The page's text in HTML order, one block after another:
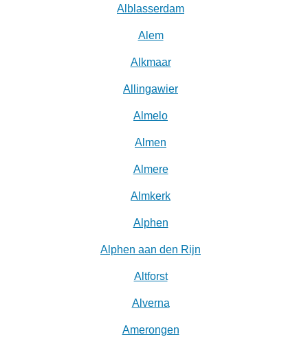
Alblasserdam
Alem
Alkmaar
Allingawier
Almelo
Almen
Almere
Almkerk
Alphen
Alphen aan den Rijn
Altforst
Alverna
Amerongen